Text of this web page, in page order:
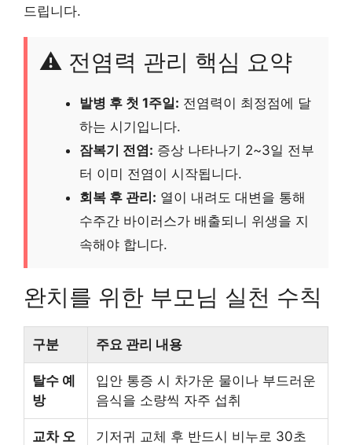
드립니다.
⚠️ 전염력 관리 핵심 요약
발병 후 첫 1주일: 전염력이 최정점에 달
하는 시기입니다.
잠복기 전염: 증상 나타나기 2~3일 전부
터 이미 전염이 시작됩니다.
회복 후 관리: 열이 내려도 대변을 통해
수주간 바이러스가 배출되니 위생을 지
속해야 합니다.
완치를 위한 부모님 실천 수칙
구분 주요 관리 내용
탈수 예
방
입안 통증 시 차가운 물이나 부드러운
음식을 소량씩 자주 섭취
교차 오
기저귀 교체 후 반드시 비누로 30초